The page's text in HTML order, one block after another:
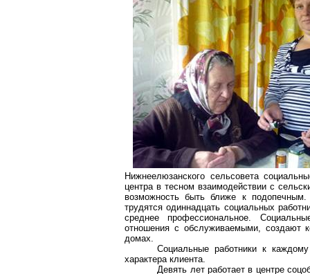
Нижнеелюзанского сельсовета
центра в тесном взаимодействии с
возможность быть ближе к
трудятся одиннадцать социальных
среднее профессиональное.
отношения с обслуживаемыми, создают
домах.
Социальные работники к
характера клиента.
Девять лет работает в центре